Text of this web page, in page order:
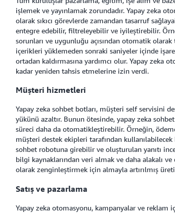
işlemek ve yayınlamak zorundadır. Yapay zeka
olarak sıkıcı görevlerde zamandan tasarruf
entegre edebilir, filtreleyebilir ve iyileştirebilir.
sorunları ve uygunluğu açısından otomatik
içerikleri yüklemeden sonraki saniyeler içinde
ortadan kaldırmasına yardımcı olur. Yapay zeka
kadar yeniden tahsis etmelerine izin verdi.
Müşteri hizmetleri
Yapay zeka sohbet botları, müşteri self servisini
yükünü azaltır. Bunun ötesinde, yapay zeka
süreci daha da otomatikleştirebilir. Örneğin,
müşteri destek ekipleri tarafından
sohbet robotuna girebilir ve oluşturulan yanıtı
bilgi kaynaklarından veri almak ve daha alakalı
olarak zenginleştirmek için almayla artırılmış
Satış ve pazarlama
Yapay zeka otomasyonu, kampanyalar ve